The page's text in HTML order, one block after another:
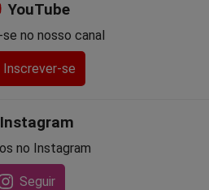
YouTube
se no nosso canal
Inscrever-se
Instagram
no Instagram
Seguir